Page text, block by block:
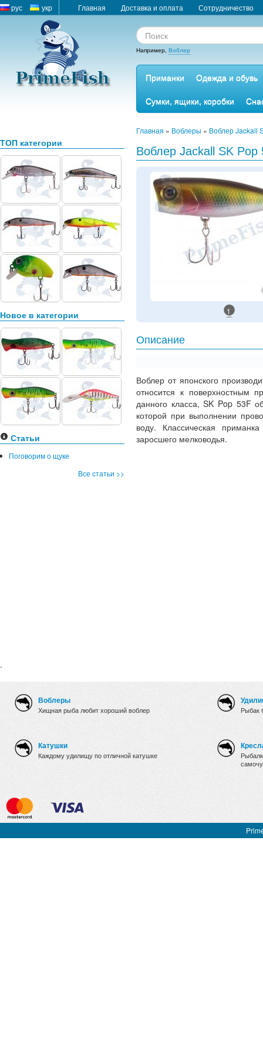
рус укр Главная Доставка и оплата Сотрудничество
Например, Воблер
Приманки
Одежда и обувь
Сумки, ящики, коробки
ТОП категории
Новое в категории
Статьи
Поговорим о щуке
Все статьи >>
.
Главная » Воблеры » Воблер Jackall
Воблер Jackall SK Pop
1
Описание
Воблер от японского
относится к поверхностным
данного класса, SK Pop 53F
которой при выполнении
воду. Классическая
заросшего мелководья.
Воблеры
Хищная рыба любит хороший воблер
Катушки
Каждому удилищу по отличной катушке
Рыбак